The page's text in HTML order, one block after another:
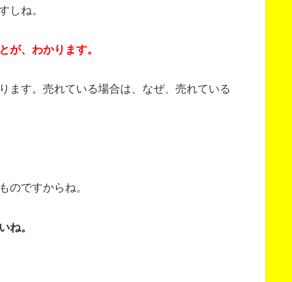
しね。
が、わかります。
ます。売れている場合は、なぜ、売れている
のですからね。
ね。